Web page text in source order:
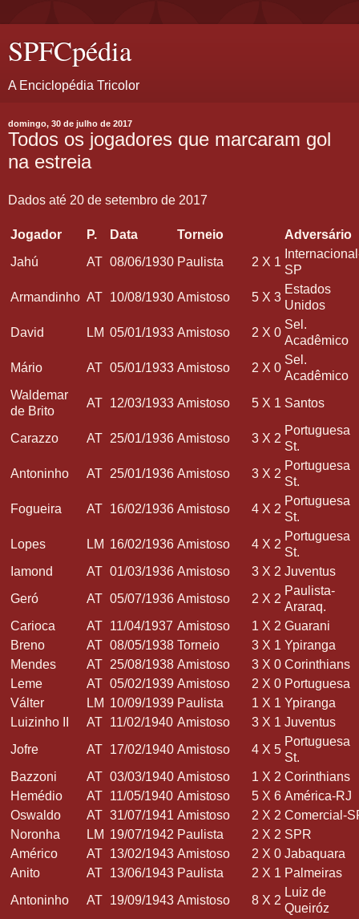
SPFCpédia
A Enciclopédia Tricolor
domingo, 30 de julho de 2017
Todos os jogadores que marcaram gol
na estreia
Dados até 20 de setembro de 2017
Jogador P. Data Torneio
Adversário
Jahú
AT 08/06/1930 Paulista 2 X 1
SP
Armandinho AT 10/08/1930 Amistoso 5 X 3
Estados
Unidos
David
LM 05/01/1933 Amistoso 2 X 0
Sel.
Acadêmico
Mário
AT 05/01/1933 Amistoso 2 X 0
Sel.
Acadêmico
Waldemar
de Brito
AT 12/03/1933 Amistoso 5 X 1 Santos
Carazzo AT 25/01/1936 Amistoso 3 X 2
Portuguesa
St.
Antoninho
AT 25/01/1936 Amistoso 3 X 2
Portuguesa
St.
Fogueira
AT 16/02/1936 Amistoso 4 X 2
Portuguesa
St.
Lopes
LM 16/02/1936 Amistoso 4 X 2
Portuguesa
St.
Iamond
AT 01/03/1936 Amistoso 3 X 2 Juventus
Geró
AT 05/07/1936 Amistoso 2 X 2
Paulista-
Araraq.
Carioca
AT 11/04/1937 Amistoso 1 X 2 Guarani
Breno
AT 08/05/1938 Torneio 3 X 1 Ypiranga
Mendes
AT 25/08/1938 Amistoso 3 X 0 Corinthians
Leme
AT 05/02/1939 Amistoso 2 X 0 Portuguesa
Válter
LM 10/09/1939 Paulista 1 X 1 Ypiranga
Luizinho II
AT 11/02/1940 Amistoso 3 X 1 Juventus
Jofre
AT 17/02/1940 Amistoso 4 X 5
Portuguesa
St.
Bazzoni
AT 03/03/1940 Amistoso 1 X 2 Corinthians
Hemédio
AT 11/05/1940 Amistoso 5 X 6 América-RJ
Oswaldo
AT 31/07/1941 Amistoso 2 X 2 Comercial-
Noronha
LM 19/07/1942 Paulista 2 X 2 SPR
Américo
AT 13/02/1943 Amistoso 2 X 0 Jabaquara
Anito
AT 13/06/1943 Paulista 2 X 1 Palmeiras
Antoninho
AT 19/09/1943 Amistoso 8 X 2
Luiz de
Queiróz